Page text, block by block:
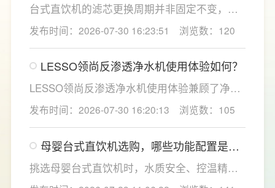
台式直饮机的滤芯更换周期并非固定不变，主
要取决于实际用水量、进水水质及使用频率等
因素。一般来说，PP棉和活性炭类前置滤芯建
议每6至12个月更换一次，RO反渗透膜滤芯使
用寿命相对较长，通常在2至3年左右，而后置
活性炭滤芯则建议每年更换一次以保障出水口
感。
发布时间：2026-07-30 16:23:51 浏览数：120
LESSO领尚反渗透净水机使用体验如何？
LESSO领尚反渗透净水机使用体验兼顾了净水
效果、使用便捷性和节水表现。产品采用
120mm纤薄机身设计，不占用过多厨下空间；
双出水模式可根据不同需求切换生活用水和直
饮水，不仅满足厨房多场景用水需求，还有助
于延长滤芯使用寿命。
发布时间：2026-07-30 16:20:13 浏览数：105
母婴台式直饮机选购，哪些功能配置是有
娃家庭必不可少的？
挑选母婴台式直饮机时，水质安全、控温精准
度是宝妈群体最关心的核心需求，接下来